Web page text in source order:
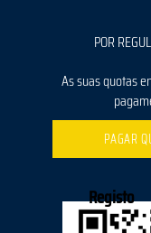
POR
As suas quotas
PAGAR
Registo